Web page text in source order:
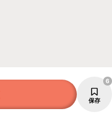
保存
6